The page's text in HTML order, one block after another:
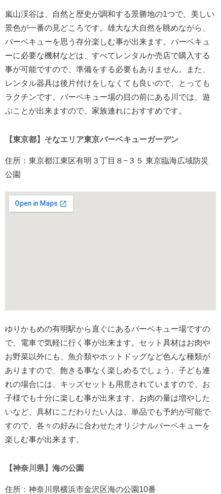
嵐山渓谷は、自然と歴史が調和する景勝地の1つで、美しい
景色が一番の見どころです。雄大な大自然を眺めながら、
バーベキューを思う存分楽しむ事が出来ます。バーベキュ
ーに必要な機材などは、すべてレンタルか売店で購入する
事が可能ですので、準備をする必要もありません。また、
レンタル器具は後片付けをしなくても良いので、とっても
ラクチンです。バーベキュー場の目の前にある川では、遊
ぶことが出来ますので、家族連れにおすすめです。
【東京都】そなエリア東京バーベキューガーデン
住所：東京都江東区有明３丁目８−３５ 東京臨海広域防災
公園
ゆりかもめの有明駅から直ぐにあるバーベキュー場ですの
で、電車で気軽に行く事が出来ます。セット具材はお肉や
お野菜以外にも、魚介類やホットドッグなど色んな種類が
ありますので、飽きる事なく楽しめるでしょう。子ども連
れの場合には、キッズセットも用意されていますので、お
子様でも十分に楽しむ事が出来ます。お肉の量は増やした
いなど、具材にこだわりたい人は、単品でも予約が可能で
すので、各々の好みに合わせたオリジナルバーベキューを
楽しむ事が出来ます。
【神奈川県】海の公園
住所：神奈川県横浜市金沢区海の公園10番